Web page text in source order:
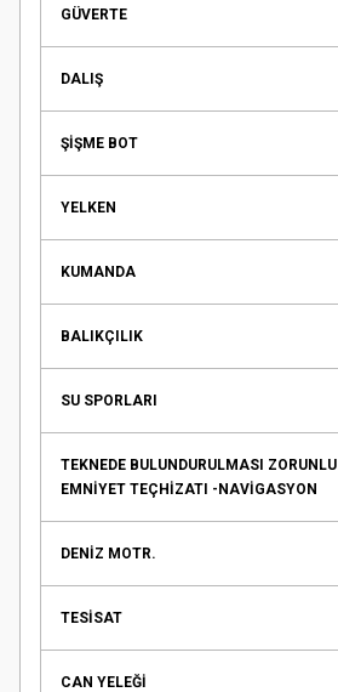
GÜVERTE
DALIŞ
ŞİŞME BOT
YELKEN
KUMANDA
BALIKÇILIK
SU SPORLARI
TEKNEDE BULUNDURULMASI ZORUNLU
EMNİYET TEÇHİZATI -NAVİGASYON
DENİZ MOTR.
TESİSAT
CAN YELEĞİ